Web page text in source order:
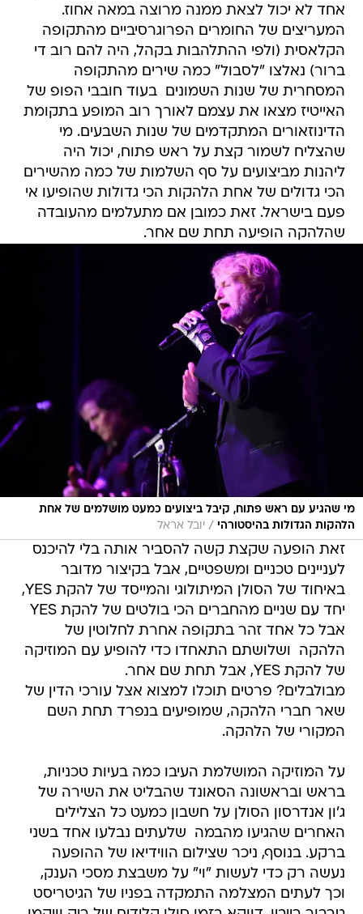
אחד לא יכול לצאת ממנה מרוצה במאה אחוז.
המעריצים של החומרים הפרוגרסיביים מהתקופה
הקלאסית (ולפי ההתלהבות בקהל, היה להם רוב די
ברור) נאלצו "לסבול" כמה שירים מהתקופה
המסחרית של שנות השמונים  בעוד חובבי הפופ של
האייטיז מצאו את עצמם לאורך רוב המופע בתקומת
הדינוזאורים המתקדמים של שנות השבעים. מי
שהצליח לשמור קצת על ראש פתוח, יכול היה
ליהנות מביצועים על סף השלמות של כמה מהשירים
הכי גדולים של אחת הלהקות הכי גדולות שהופיעו אי
פעם בישראל. זאת כמובן אם מתעלמים מהעובדה
שהלהקה הופיעה תחת שם אחר.
מי שהגיע עם ראש פתוח, קיבל ביצועים כמעט מושלמים של אחת
הלהקות הגדולות בהיסטורהי / יובל אראל
זאת הופעה שקצת קשה להסביר אותה בלי להיכנס
לעניינים טכניים ומשפטיים, אבל בקיצור מדובר
באיחוד של הסולן המיתולוגי והמייסד של להקת YES,
אבל כל אחד זהר בתקופה אחרת לחלוטין של
הלהקה  ושלושתם התאחדו כדי להופיע עם המוזיקה
של להקת YES, אבל תחת שם אחר.
מבולבלים? פרטים תוכלו למצוא אצל עורכי הדין של
שאר חברי הלהקה, שמופיעים בנפרד תחת השם
המקורי של הלהקה.
על המוזיקה המושלמת העיבו כמה בעיות טכניות,
בראש ובראשונה הסאונד שהבליט את השירה של
ג'ון אנדרסון הסולן על חשבון כמעט כל הצלילים
האחרים שהגיעו מהבמה  שלעתים נבלעו אחד בשני
ברקע. בנוסף, ניכר שצילום הווידיאו של ההופעה
נעשה רק כדי לעשות "וי" על משבצת מסכי הענק,
וכך לעתים המצלמה התמקדה בפניו של הגיטריסט